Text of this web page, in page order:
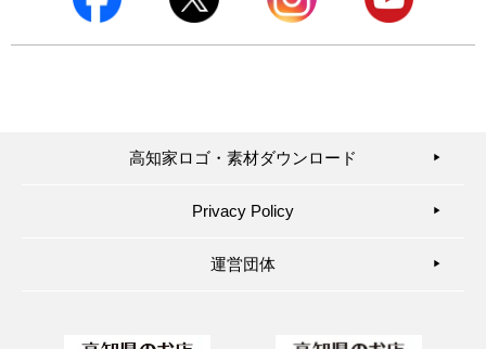
高知家ロゴ・素材ダウンロード ▶︎
Privacy Policy ▶︎
運営団体 ▶︎